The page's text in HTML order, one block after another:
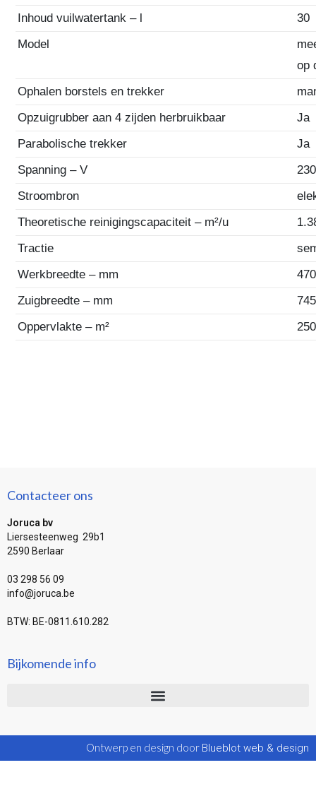
Inhoud vuilwatertank – l
30
Model
op
Ophalen borstels en trekker
Opzuigrubber aan 4 zijden herbruikbaar
Ja
Parabolische trekker
Ja
Spanning – V
230
Stroombron
Theoretische reinigingscapaciteit – m²/u
Tractie
Werkbreedte – mm
470
Zuigbreedte – mm
745
Oppervlakte – m²
Contacteer ons
Joruca bv
Liersesteenweg 29b1
2590 Berlaar
03 298 56 09
info@joruca.be
BTW: BE-0811.610.282
Bijkomende info
Ontwerp en design door Blueblot web & design